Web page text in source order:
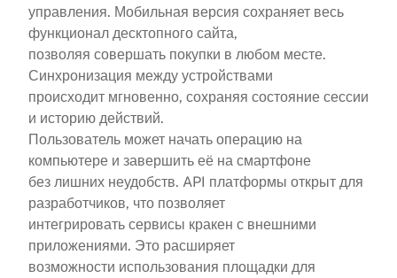
управления. Мобильная версия сохраняет весь
функционал десктопного сайта,
позволяя совершать покупки в любом месте.
Синхронизация между устройствами
происходит мгновенно, сохраняя состояние сессии
и историю действий.
Пользователь может начать операцию на
компьютере и завершить её на смартфоне
без лишних неудобств. API платформы открыт для
разработчиков, что позволяет
интегрировать сервисы кракен с внешними
приложениями. Это расширяет
возможности использования площадки для